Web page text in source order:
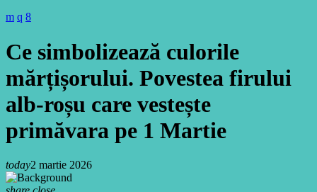
Ce simbolizează culorile
mărțișorului. Povestea firului
alb-roșu care vestește
primăvara pe 1 Martie
today2 martie 2026